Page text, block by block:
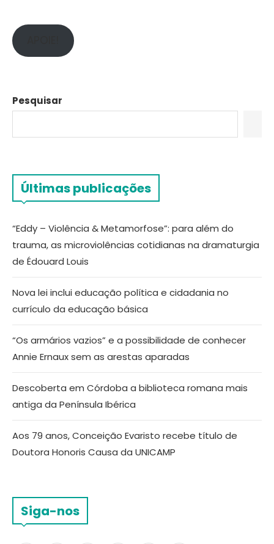
Pesquisar
Últimas publicações
“Eddy – Violência & Metamorfose”: para além do
trauma, as microviolências cotidianas na dramaturgia
de Édouard Louis
Nova lei inclui educação política e cidadania no
currículo da educação básica
“Os armários vazios” e a possibilidade de conhecer
Annie Ernaux sem as arestas aparadas
Descoberta em Córdoba a biblioteca romana mais
antiga da Península Ibérica
Aos 79 anos, Conceição Evaristo recebe título de
Doutora Honoris Causa da UNICAMP
Siga-nos